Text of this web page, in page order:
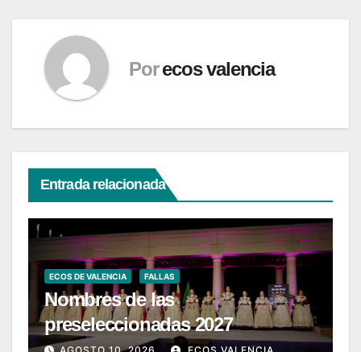
Por ecos valencia
Entrada relacionada
ECOS DE VALENCIA FALLAS
Nombres de las
preseleccionadas 2027